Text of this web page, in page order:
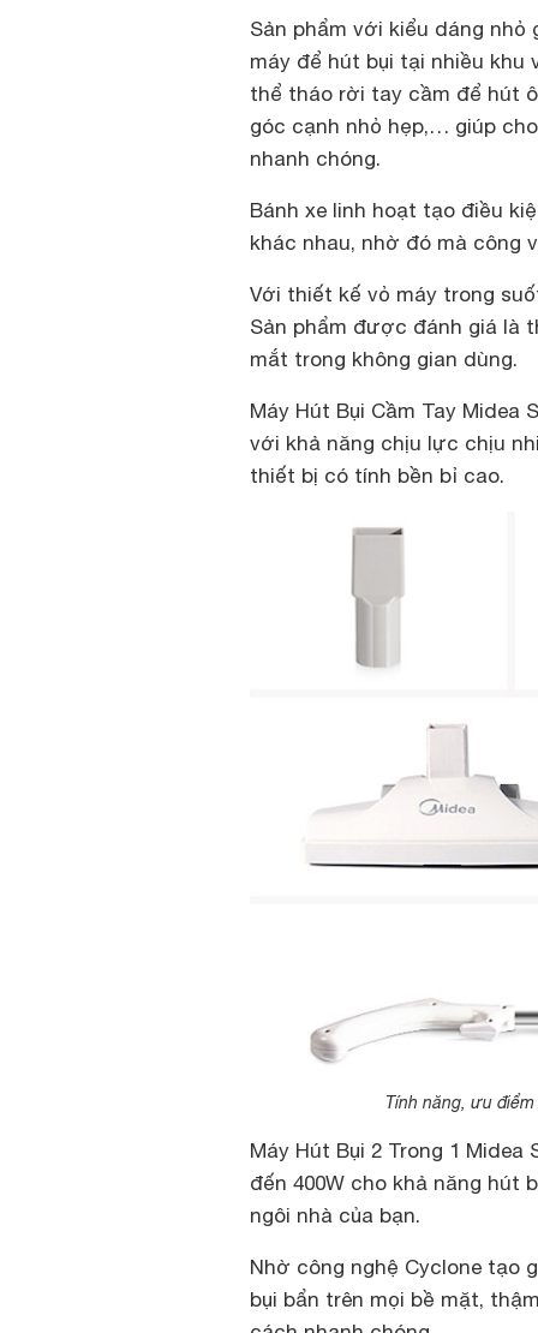
Sản phẩm với kiểu dáng
máy để hút bụi tại nhiều
thể tháo rời tay cầm để hút
góc cạnh nhỏ hẹp,…​ giúp
nhanh chóng.
Bánh xe linh hoạt tạo điều
khác nhau, nhờ đó mà công
Với thiết kế vỏ máy trong
Sản phẩm được đánh giá là
mắt trong không gian dùng.
Máy Hút Bụi Cầm Tay Midea
với khả năng chịu lực chịu
thiết bị có tính bền bỉ cao.
Tính năng, ưu
Máy Hút Bụi 2 Trong 1
đến 400W cho khả năng hút
ngôi nhà của bạn.
Nhờ công nghệ Cyclone tạo
bụi bẩn trên mọi bề mặt,